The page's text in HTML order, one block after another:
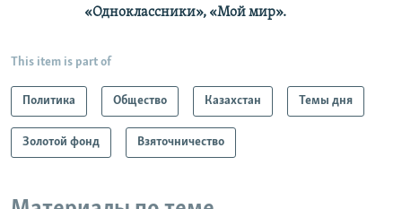
«Одноклассники», «Мой мир».
This item is part of
Политика Общество Казахстан Темы дня
Золотой фонд Взяточничество